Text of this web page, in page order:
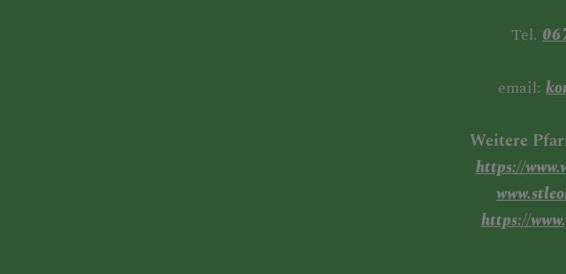
Tel.
email:
Weitere
https://
https://